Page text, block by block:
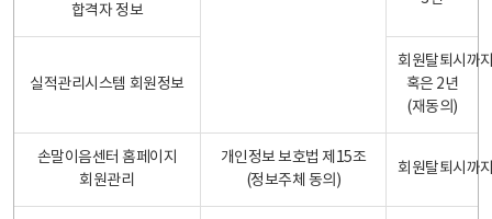
합격자 정보
실적관리시스템 회원정보
회원탈퇴시까
혹은 2년
(재동의)
손말이음센터 홈페이지
회원관리
개인정보 보호법 제15조
(정보주체 동의)
회원탈퇴시까